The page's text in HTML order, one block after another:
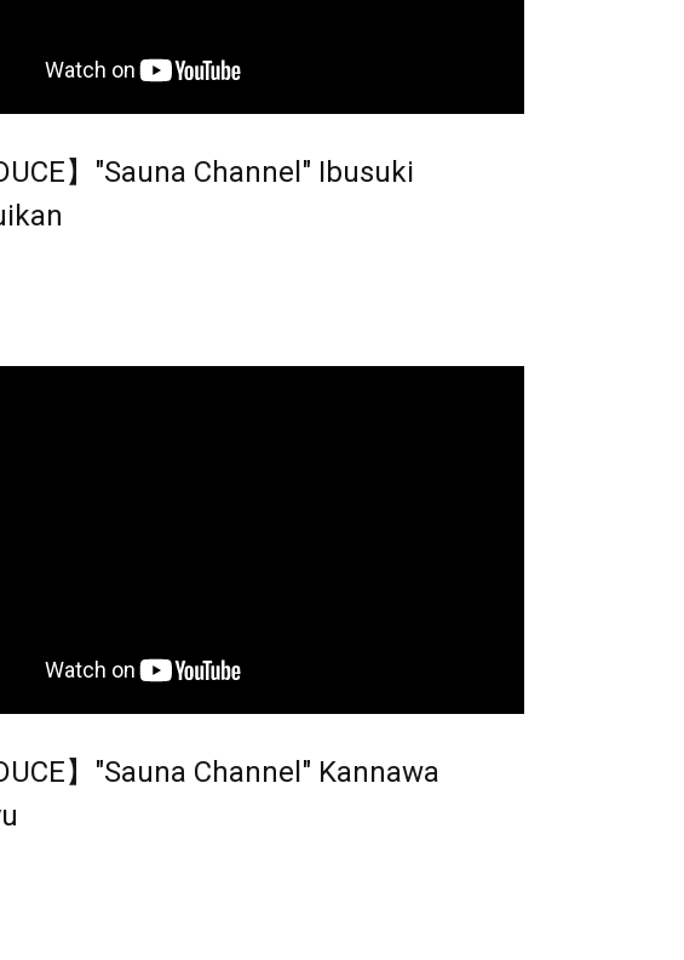
】"Sauna Channel" Ibusuki
】"Sauna Channel" Kannawa